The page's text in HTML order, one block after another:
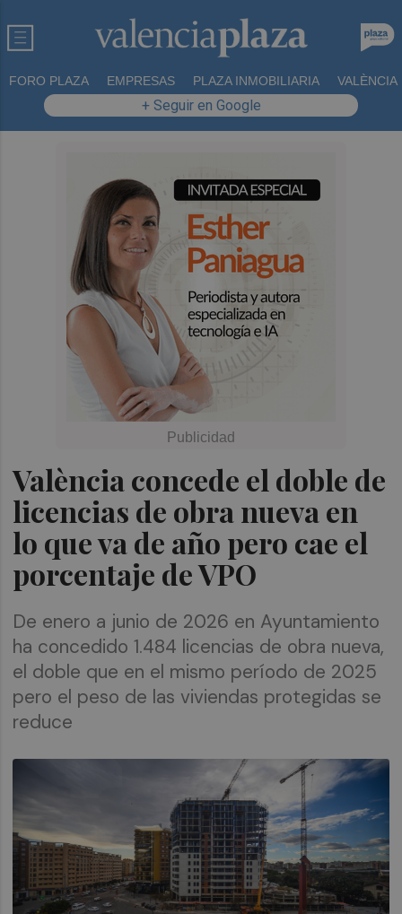
FORO PLAZA EMPRESAS PLAZA INMOBILIARIA VALÈNCIA
+ Seguir en Google
València concede el doble de
licencias de obra nueva en
lo que va de año pero cae el
porcentaje de VPO
De enero a junio de 2026 en Ayuntamiento
ha concedido 1.484 licencias de obra nueva,
el doble que en el mismo período de 2025
pero el peso de las viviendas protegidas se
reduce